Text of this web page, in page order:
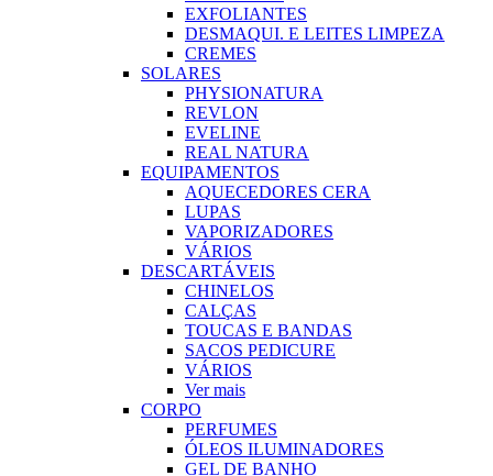
EXFOLIANTES
DESMAQUI. E LEITES LIMPEZA
CREMES
SOLARES
PHYSIONATURA
REVLON
EVELINE
REAL NATURA
EQUIPAMENTOS
AQUECEDORES CERA
LUPAS
VAPORIZADORES
VÁRIOS
DESCARTÁVEIS
CHINELOS
CALÇAS
TOUCAS E BANDAS
SACOS PEDICURE
VÁRIOS
Ver mais
CORPO
PERFUMES
ÓLEOS ILUMINADORES
GEL DE BANHO